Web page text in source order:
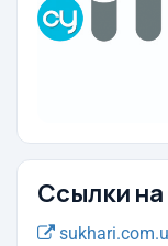
Ссылки